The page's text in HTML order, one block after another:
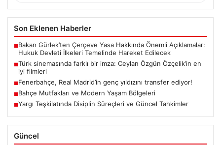
Son Eklenen Haberler
■Bakan Gürlek’ten Çerçeve Yasa Hakkında Önemli Açıklamalar:
Hukuk Devleti İlkeleri Temelinde Hareket Edilecek
■Türk sinemasında farklı bir imza: Ceylan Özgün Özçelik’in en
iyi filmleri
■Fenerbahçe, Real Madrid’in genç yıldızını transfer ediyor!
■Bahçe Mutfakları ve Modern Yaşam Bölgeleri
■Yargı Teşkilatında Disiplin Süreçleri ve Güncel Tahkimler
Güncel